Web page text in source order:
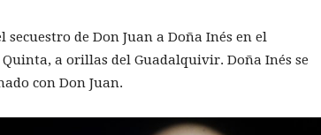
secuestro de Don Juan a Doña Inés en el
a orillas del Guadalquivir. Doña Inés se
con Don Juan.